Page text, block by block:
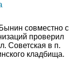
совместно с
проверил
Советская в п.
кладбища.